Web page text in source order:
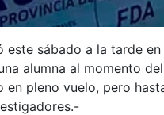
este sábado a la tarde
alumna al momento
en pleno vuelo, pero